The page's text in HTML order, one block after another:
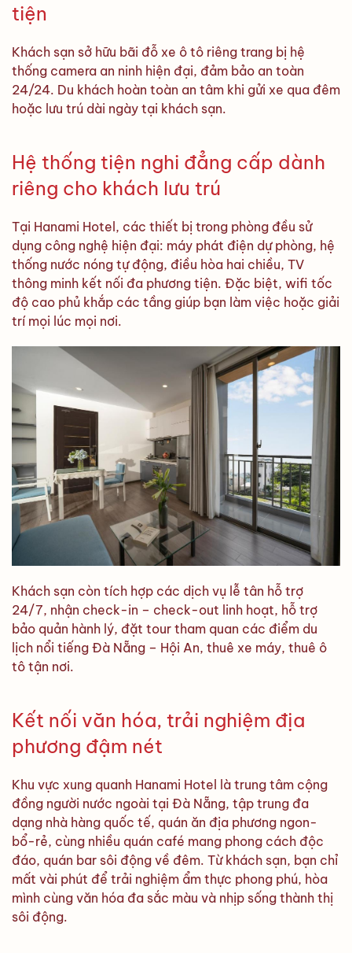
tiện
Khách sạn sở hữu bãi đỗ xe ô tô riêng trang bị hệ
thống camera an ninh hiện đại, đảm bảo an toàn
24/24. Du khách hoàn toàn an tâm khi gửi xe qua đêm
hoặc lưu trú dài ngày tại khách sạn.
Hệ thống tiện nghi đẳng cấp dành
riêng cho khách lưu trú
Tại Hanami Hotel, các thiết bị trong phòng đều sử
dụng công nghệ hiện đại: máy phát điện dự phòng, hệ
thống nước nóng tự động, điều hòa hai chiều, TV
thông minh kết nối đa phương tiện. Đặc biệt, wifi tốc
độ cao phủ khắp các tầng giúp bạn làm việc hoặc giải
trí mọi lúc mọi nơi.
Khách sạn còn tích hợp các dịch vụ lễ tân hỗ trợ
24/7, nhận check-in – check-out linh hoạt, hỗ trợ
bảo quản hành lý, đặt tour tham quan các điểm du
lịch nổi tiếng Đà Nẵng – Hội An, thuê xe máy, thuê ô
tô tận nơi.
Kết nối văn hóa, trải nghiệm địa
phương đậm nét
Khu vực xung quanh Hanami Hotel là trung tâm cộng
đồng người nước ngoài tại Đà Nẵng, tập trung đa
dạng nhà hàng quốc tế, quán ăn địa phương ngon-
bổ-rẻ, cùng nhiều quán café mang phong cách độc
đáo, quán bar sôi động về đêm. Từ khách sạn, bạn chỉ
mất vài phút để trải nghiệm ẩm thực phong phú, hòa
mình cùng văn hóa đa sắc màu và nhịp sống thành thị
sôi động.